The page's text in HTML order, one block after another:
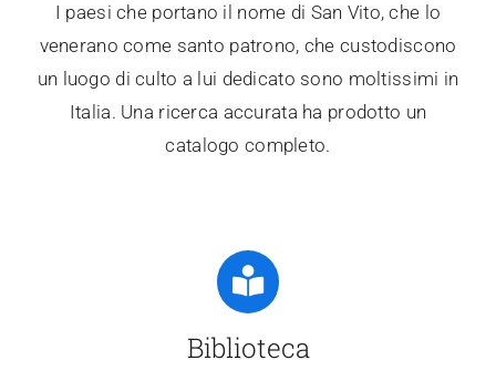
I paesi che portano il nome di San Vito, che lo
venerano come santo patrono, che custodiscono
un luogo di culto a lui dedicato sono moltissimi in
Italia. Una ricerca accurata ha prodotto un
catalogo completo.
Biblioteca